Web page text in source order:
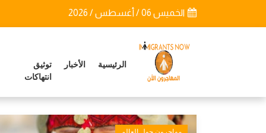
الخميس 06 / أغسطس / 2026
الرئيسية الأخبار
توثيق
انتهاكات